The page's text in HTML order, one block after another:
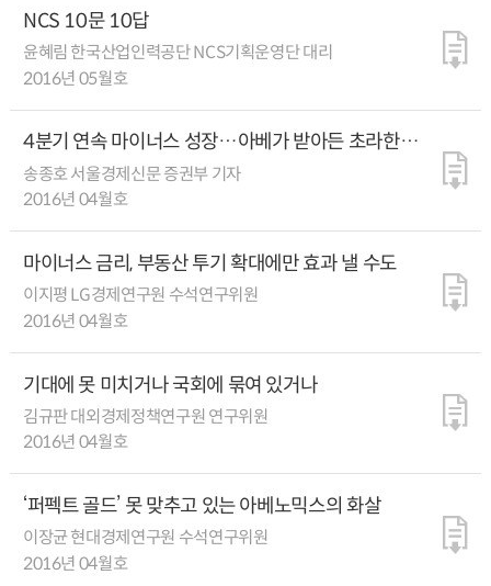
NCS 10문 10답
윤혜림 한국산업인력공단 NCS기획운영단 대리
2016년 05월호
4분기 연속 마이너스 성장…아베가 받아든 초라한
경제성적표
송종호 서울경제신문 증권부 기자
2016년 04월호
마이너스 금리, 부동산 투기 확대에만 효과 낼 수도
이지평 LG경제연구원 수석연구위원
2016년 04월호
기대에 못 미치거나 국회에 묶여 있거나
김규판 대외경제정책연구원 연구위원
2016년 04월호
‘퍼펙트 골드’ 못 맞추고 있는 아베노믹스의 화살
이장균 현대경제연구원 수석연구위원
2016년 04월호